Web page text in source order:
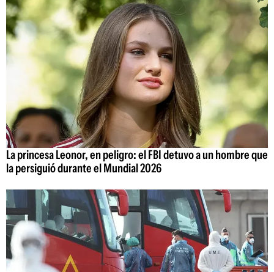
La princesa Leonor, en peligro: el FBI detuvo a un hombre que
la persiguió durante el Mundial 2026